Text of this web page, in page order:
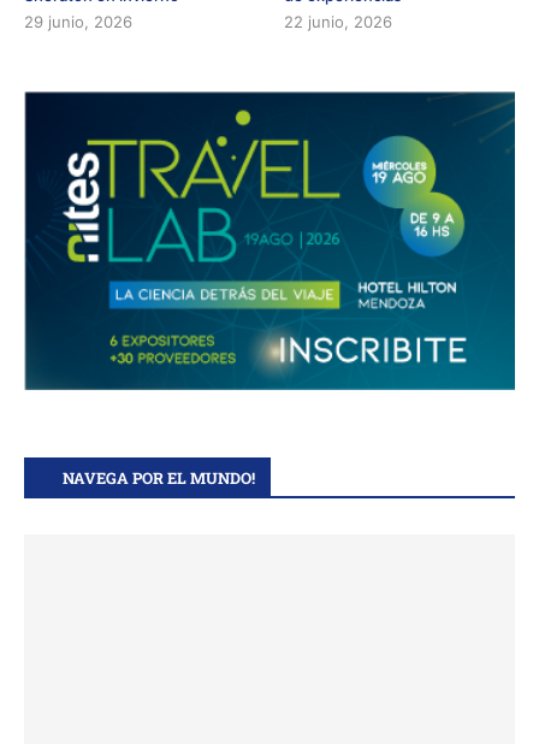
29 junio, 2026
22 junio, 2026
NAVEGA POR EL MUNDO!